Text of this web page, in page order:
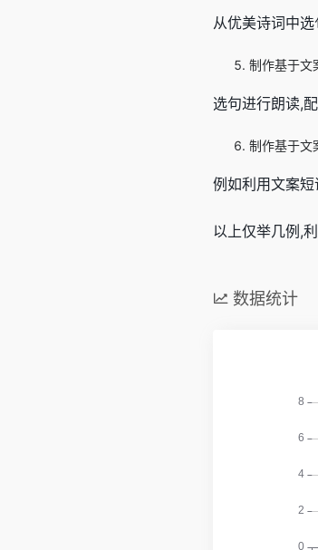
从优美诗词中选
制作基于文
选句进行朗读,
制作基于文
例如利用文案短
以上仅举几例,
数据统计